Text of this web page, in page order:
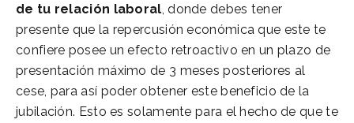
de tu relación laboral, donde debes tener
presente que la repercusión económica que este te
confiere posee un efecto retroactivo en un plazo de
presentación máximo de 3 meses posteriores al
cese, para así poder obtener este beneficio de la
jubilación. Esto es solamente para el hecho de que te